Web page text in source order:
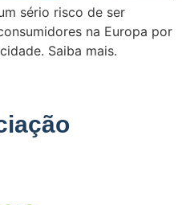
sério risco de ser
na Europa por
Saiba mais.